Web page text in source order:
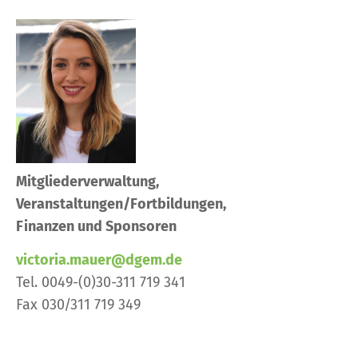
Mitgliederverwaltung,
Veranstaltungen/Fortbildungen,
Finanzen und Sponsoren
victoria.mauer@dgem.de
Tel. 0049-(0)30-311 719 341
Fax 030/311 719 349